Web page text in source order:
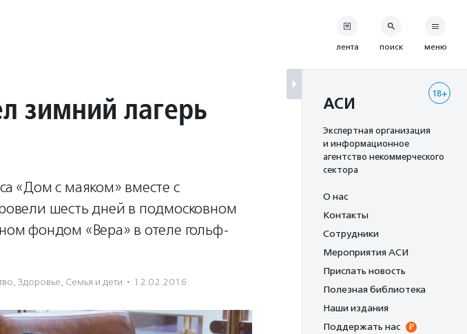
зимний лагерь
«Дом с маяком» вместе с
шесть дней в подмосковном
фондом «Вера» в отеле гольф-
, Здоровье, Семья и дети · 12.02.2016
лента поиск меню
18+
АСИ
Экспертная организация
и информационное
агентство некоммерческого
сектора
О нас
Контакты
Сотрудники
Мероприятия АСИ
Прислать новость
Полезная библиотека
Наши издания
Поддержать нас